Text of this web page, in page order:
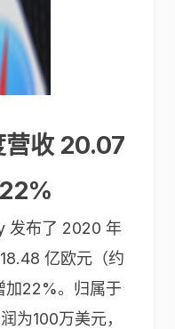
收 20.07
发布了 2020 年
亿欧元（约
加22%。归属于
为100万美元，